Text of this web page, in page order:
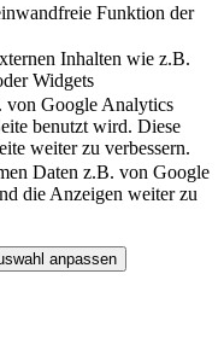
Funktion der
Inhalten wie z.B.
Widgets
Google Analytics
benutzt wird. Diese
weiter zu verbessern.
Daten z.B. von Google
die Anzeigen weiter zu
anpassen